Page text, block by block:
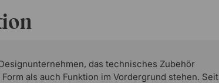
das technisches Zubehör
als auch Funktion im Vordergrund stehen. Seit